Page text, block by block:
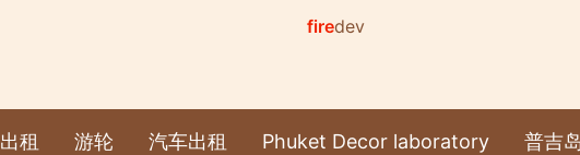
firedev
出租 游轮 汽车出租 Phuket Decor laboratory 普吉岛